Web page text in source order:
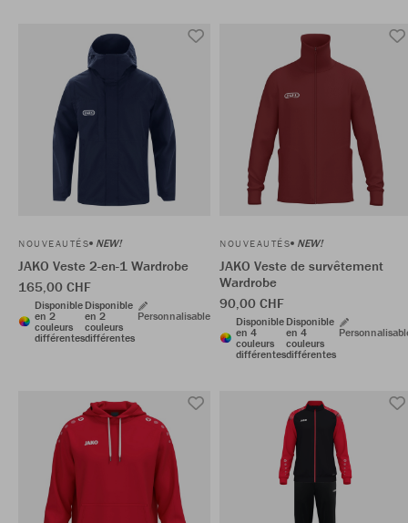
NOUVEAUTÉS NEW!
JAKO Veste 2-en-1 Wardrobe
165,00 CHF
Disponible
en 2
couleurs
différentes
Disponible
en 2
couleurs
différentes
Personnalisable
NOUVEAUTÉS NEW!
JAKO Veste de survêtement
Wardrobe
90,00 CHF
Disponible
en 4
couleurs
différentes
Disponible
en 4
couleurs
différentes